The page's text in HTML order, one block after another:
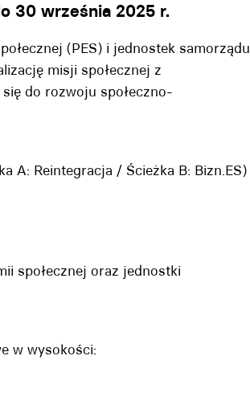
30 września 2025 r.
(PES) i jednostek samorządu
misji społecznej z
do rozwoju społeczno-
A: Reintegracja / Ścieżka B: Bizn.ES)
społecznej oraz jednostki
w wysokości: